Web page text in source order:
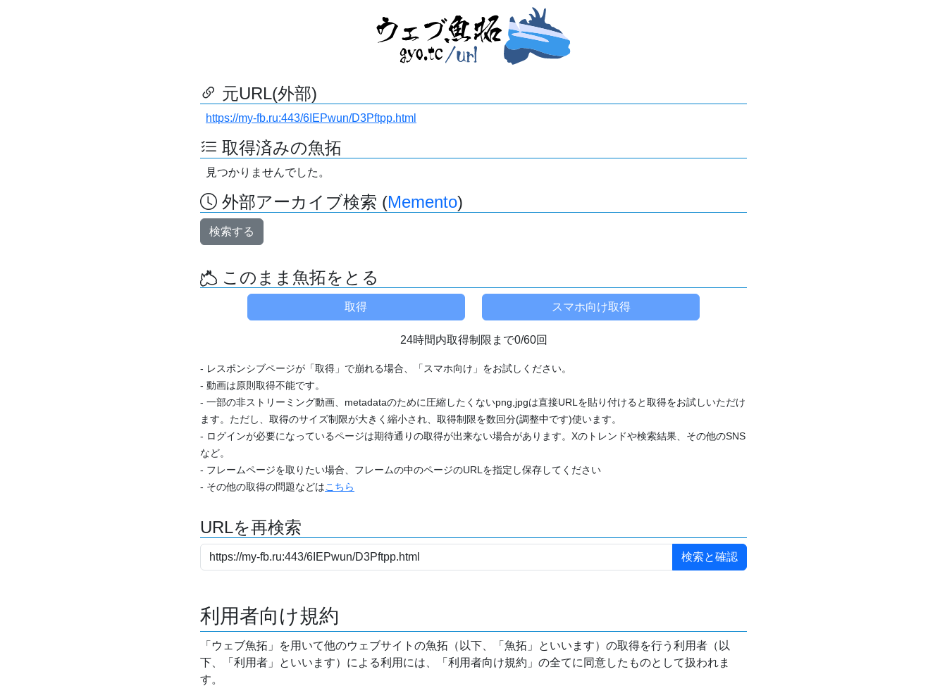
元URL(外部)
https://my-fb.ru:443/6IEPwun/D3Pftpp.html
取得済みの魚拓
見つかりませんでした。
外部アーカイブ検索 (Memento)
検索する
このまま魚拓をとる
24時間内取得制限まで0/60回
- レスポンシブページが「取得」で崩れる場合、「スマホ向け」をお試しください。
- 動画は原則取得不能です。
- 一部の非ストリーミング動画、metadataのために圧縮したくないpng,jpgは直接URLを貼り付けると取得をお試しいただけ
ます。ただし、取得のサイズ制限が大きく縮小され、取得制限を数回分(調整中です)使います。
- ログインが必要になっているページは期待通りの取得が出来ない場合があります。Xのトレンドや検索結果、その他のSNS
など。
- フレームページを取りたい場合、フレームの中のページのURLを指定し保存してください
- その他の取得の問題などはこちら
URLを再検索
利用者向け規約
「ウェブ魚拓」を用いて他のウェブサイトの魚拓（以下、「魚拓」といいます）の取得を行う利用者（以
下、「利用者」といいます）による利用には、「利用者向け規約」の全てに同意したものとして扱われま
す。